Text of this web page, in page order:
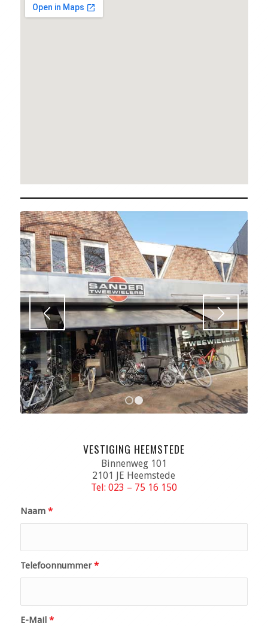
1 2
VESTIGING HEEMSTEDE
Binnenweg 101
2101 JE Heemstede
Tel: 023 – 75 16 150
Naam *
Telefoonnummer*
E-Mail *